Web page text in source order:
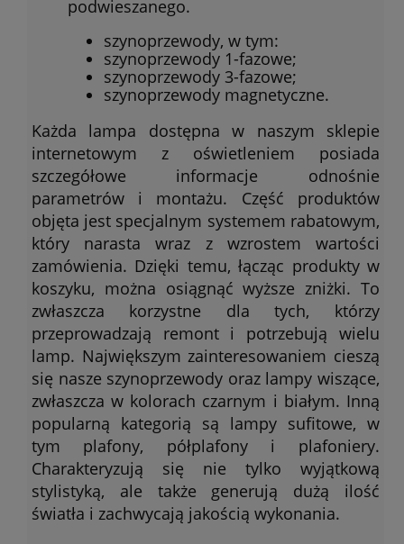
podwieszanego.
szynoprzewody, w tym:
szynoprzewody 1-fazowe;
szynoprzewody 3-fazowe;
szynoprzewody magnetyczne.
Każda lampa dostępna w naszym sklepie
internetowym z oświetleniem posiada
szczegółowe informacje odnośnie
parametrów i montażu. Część produktów
objęta jest specjalnym systemem rabatowym,
który narasta wraz z wzrostem wartości
zamówienia. Dzięki temu, łącząc produkty w
koszyku, można osiągnąć wyższe zniżki. To
zwłaszcza korzystne dla tych, którzy
przeprowadzają remont i potrzebują wielu
lamp. Największym zainteresowaniem cieszą
się nasze szynoprzewody oraz lampy wiszące,
zwłaszcza w kolorach czarnym i białym. Inną
popularną kategorią są lampy sufitowe, w
tym plafony, półplafony i plafoniery.
Charakteryzują się nie tylko wyjątkową
stylistyką, ale także generują dużą ilość
światła i zachwycają jakością wykonania.